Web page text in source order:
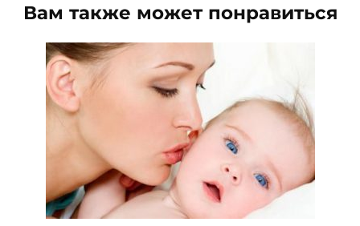
Вам также может понравиться